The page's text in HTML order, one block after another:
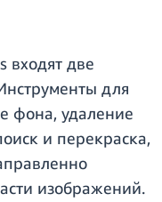
входят две
для
фона, удаление
и перекраска,
изображений.